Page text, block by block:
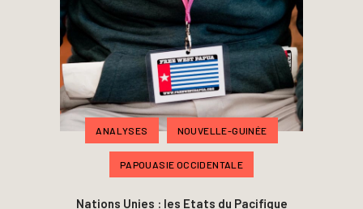
ANALYSES NOUVELLE-GUINÉE
PAPOUASIE OCCIDENTALE
Nations Unies : les Etats du Pacifique